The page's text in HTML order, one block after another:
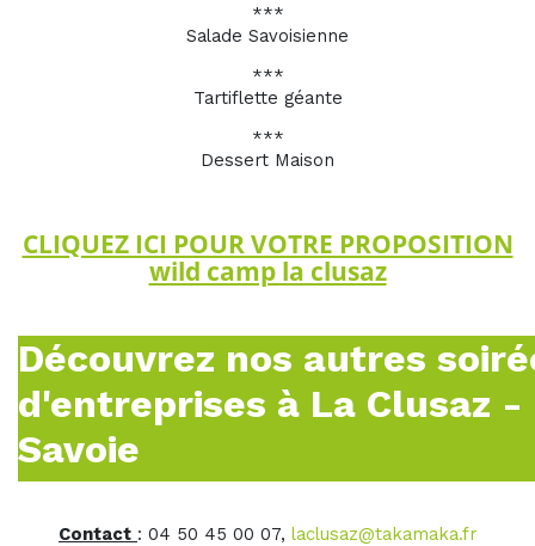
***
Salade Savoisienne
***
Tartiflette géante
***
Dessert Maison
CLIQUEZ ICI POUR VOTRE PROPOSITION
wild camp la clusaz
Découvrez nos autres
d'entreprises à La Clusaz -
Savoie
Contact : 04 50 45 00 07, laclusaz@takamaka.fr